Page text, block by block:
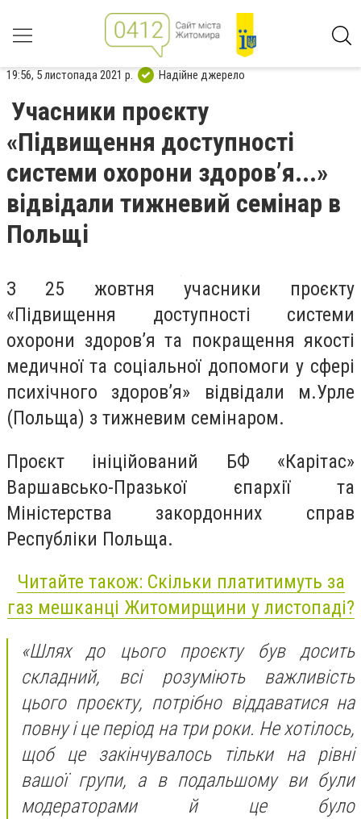
19:56, 5 листопада 2021 р. Надійне джерело
Учасники проєкту
«Підвищення доступності
системи охорони здоров’я...»
відвідали тижневий семінар в
Польщі
З 25 жовтня учасники проєкту
«Підвищення доступності системи
охорони здоров’я та покращення якості
медичної та соціальної допомоги у сфері
психічного здоров’я» відвідали м.Урле
(Польща) з тижневим семінаром.
Проєкт ініційований БФ «Карітас»
Варшавсько-Празької єпархії та
Міністерства закордонних справ
Республіки Польща.
Читайте також: Скільки платитимуть за
газ мешканці Житомирщини у листопаді?
«Шлях до цього проєкту був досить
складний, всі розуміють важливість
цього проєкту, потрібно віддаватися на
повну і це період на три роки. Не хотілось,
щоб це закінчувалось тільки на рівні
вашої групи, а в подальшому ви були
модераторами й це було